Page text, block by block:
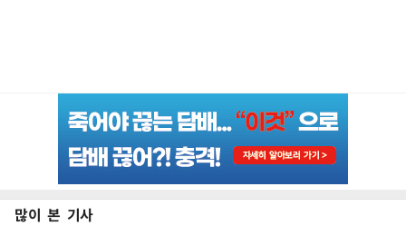
많이 본 기사